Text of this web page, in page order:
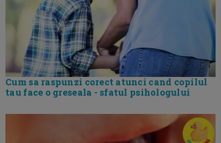
Cum sa raspunzi corect atunci cand copilul
tau face o greseala - sfatul psihologului